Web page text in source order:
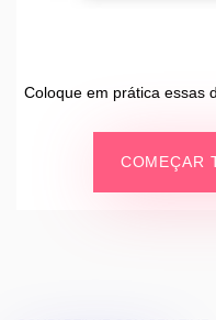
Coloque em prática essas
COMEÇAR